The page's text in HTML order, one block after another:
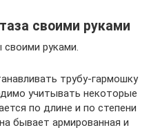
своими руками
руками.
трубу-гармошку
учитывать некоторые
по длине и по степени
бывает армированная и